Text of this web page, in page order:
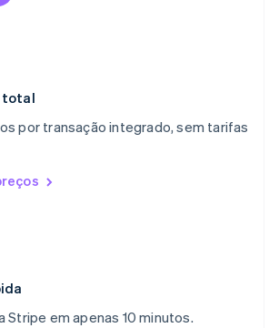
total
por transação integrado, sem tarifas
Stripe em apenas 10 minutos.
Kong, China